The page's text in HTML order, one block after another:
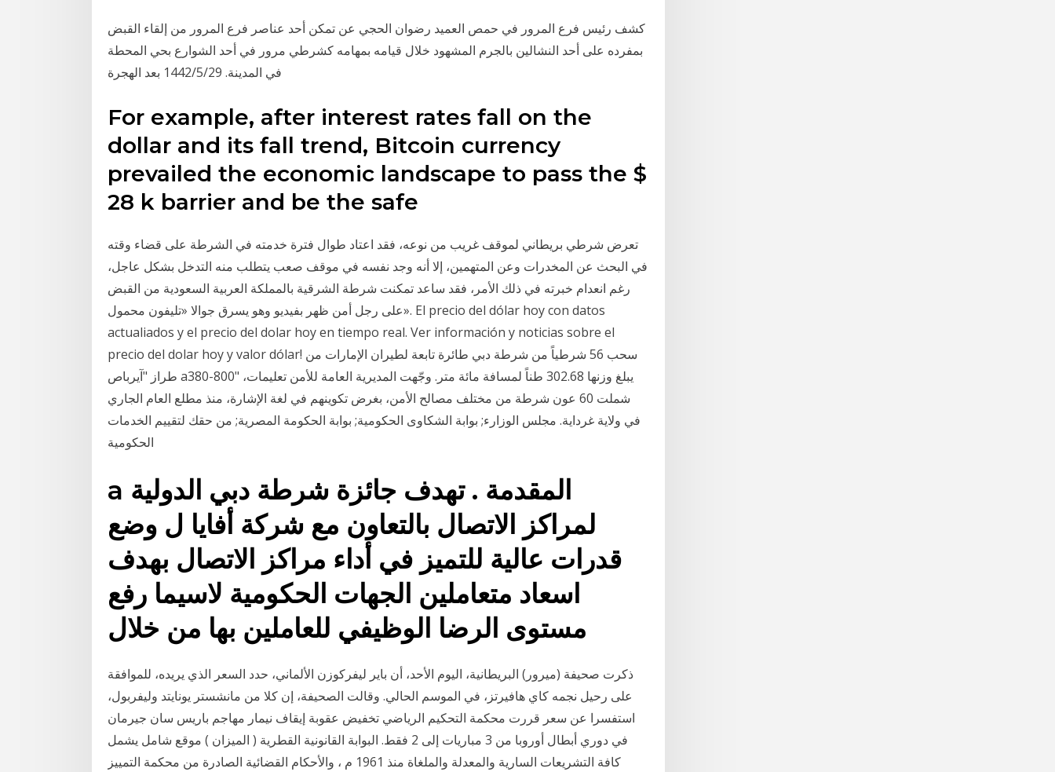
كشف رئيس فرع المرور في حمص العميد رضوان الحجي عن تمكن أحد عناصر فرع المرور من إلقاء القبض
بمفرده على أحد النشالين بالجرم المشهود خلال قيامه بمهامه كشرطي مرور في أحد الشوارع بحي المحطة
في المدينة. 29‏‏/5‏‏/1442 بعد الهجرة
For example, after interest rates fall on the
dollar and its fall trend, Bitcoin currency
prevailed the economic landscape to pass the $
28 k barrier and be the safe
تعرض شرطي بريطاني لموقف غريب من نوعه، فقد اعتاد طوال فترة خدمته في الشرطة على قضاء وقته
في البحث عن المخدرات وعن المتهمين، إلا أنه وجد نفسه في موقف صعب يتطلب منه التدخل بشكل عاجل،
رغم انعدام خبرته في ذلك الأمر، فقد ساعد تمكنت شرطة الشرقية بالمملكة العربية السعودية من القبض
على رجل أمن ظهر بفيديو وهو يسرق جوالا «تليفون محمول». El precio del dólar hoy con datos
actualiados y el precio del dolar hoy en tiempo real. Ver información y noticias sobre el
precio del dolar hoy y valor dólar! سحب 56 شرطياً من شرطة دبي طائرة تابعة لطيران الإمارات من
طراز "آيرباص a380-800" يبلغ وزنها 302.68 طناً لمسافة مائة متر. وجّهت المديرية العامة للأمن تعليمات،
شملت 60 عون شرطة من مختلف مصالح الأمن، بغرض تكوينهم في لغة الإشارة، منذ مطلع العام الجاري
في ولاية غرداية. مجلس الوزارء; بوابة الشكاوى الحكومية; بوابة الحكومة المصرية; من حقك لتقييم الخدمات
الحكومية
a المقدمة . تهدف جائزة شرطة دبي الدولية
لمراكز الاتصال بالتعاون مع شركة أفايا ل وضع
قدرات عالية للتميز في أداء مراكز الاتصال بهدف
اسعاد متعاملين الجهات الحكومية لاسيما رفع
مستوى الرضا الوظيفي للعاملين بها من خلال
ذكرت صحيفة (ميرور) البريطانية، اليوم الأحد، أن باير ليفركوزن الألماني، حدد السعر الذي يريده، للموافقة
على رحيل نجمه كاي هافيرتز، في الموسم الحالي. وقالت الصحيفة، إن كلا من مانشستر يونايتد وليفربول،
استفسرا عن سعر قررت محكمة التحكيم الرياضي تخفيض عقوبة إيقاف نيمار مهاجم باريس سان جيرمان
في دوري أبطال أوروبا من 3 مباريات إلى 2 فقط. البوابة القانونية القطرية ( الميزان ) موقع شامل يشمل
كافة التشريعات السارية والمعدلة والملغاة منذ 1961 م ، والأحكام القضائية الصادرة من محكمة التمييز